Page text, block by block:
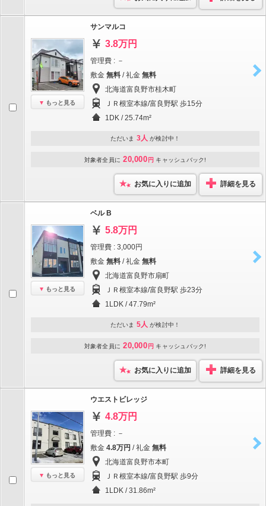
もっと見る
サンマルコ
3.8万円
管理費 : －
敷金 無料 / 礼金 無料
北海道富良野市桂木町
ＪＲ根室本線/富良野駅 歩15分
1DK / 25.74m²
ただいま 3人 が検討中！
対象者全員に 20,000 円 キャッシュバック!
お気に入りに追加 詳細を見る
もっと見る
ベル B
5.8万円
管理費 : 3,000円
敷金 無料 / 礼金 無料
北海道富良野市扇町
ＪＲ根室本線/富良野駅 歩23分
1LDK / 47.79m²
ただいま 5人 が検討中！
対象者全員に 20,000 円 キャッシュバック!
お気に入りに追加 詳細を見る
もっと見る
ウエストビレッジ
4.8万円
管理費 : －
敷金 4.8万円 / 礼金 無料
北海道富良野市本町
ＪＲ根室本線/富良野駅 歩9分
1LDK / 31.86m²